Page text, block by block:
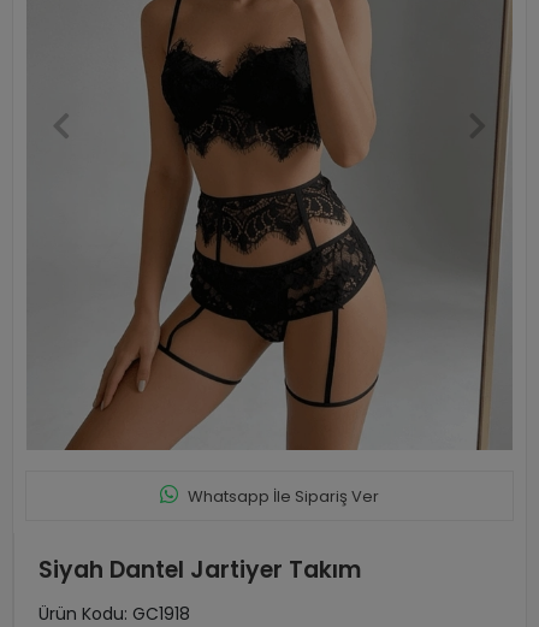
Whatsapp İle Sipariş Ver
Siyah Dantel Jartiyer Takım
Ürün Kodu: GC1918